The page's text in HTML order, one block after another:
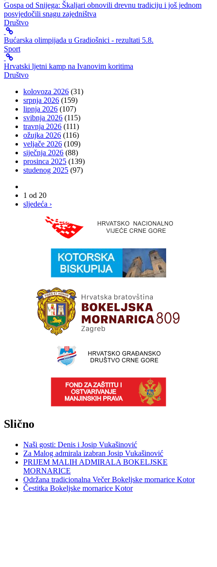
Gospa od Snijega: Škaljari obnovili drevnu tradiciju i još jednom
posvjedočili snagu zajedništva
Društvo
Bućarska olimpijada u Gradiošnici - rezultati 5.8.
Sport
Hrvatski ljetni kamp na Ivanovim koritima
Društvo
kolovoza 2026 (31)
srpnja 2026 (159)
lipnja 2026 (107)
svibnja 2026 (115)
travnja 2026 (111)
ožujka 2026 (116)
veljače 2026 (109)
siječnja 2026 (88)
prosinca 2025 (139)
studenog 2025 (97)
1 od 20
sljedeća ›
Slično
Naši gosti: Denis i Josip Vukašinović
Za Malog admirala izabran Josip Vukašinović
PRIJEM MALIH ADMIRALA BOKELJSKE
MORNARICE
Održana tradicionalna Večer Bokeljske mornarice Kotor
Čestitka Bokeljske mornarice Kotor